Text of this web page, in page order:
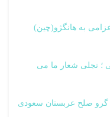
به هانگژو(چین)
؛ تجلی شعار ما می
صلح عربستان سعودی